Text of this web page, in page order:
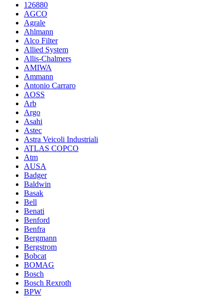
126880
AGCO
Agrale
Ahlmann
Alco Filter
Allied System
Allis-Chalmers
AMIWA
Ammann
Antonio Carraro
AOSS
Arb
Argo
Asahi
Astec
Astra Veicoli Industriali
ATLAS COPCO
Atm
AUSA
Badger
Baldwin
Basak
Bell
Benati
Benford
Benfra
Bergmann
Bergstrom
Bobcat
BOMAG
Bosch
Bosch Rexroth
BPW